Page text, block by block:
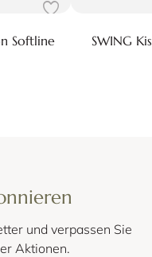
Softline SWING
und verpassen Sie
Aktionen.